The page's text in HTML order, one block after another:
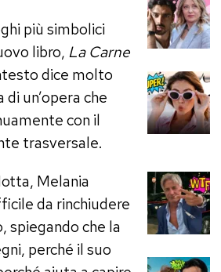
più simbolici
libro, La Carne
dice molto
un’opera che
con il
trasversale.
Melania
da rinchiudere
spiegando che la
perché il suo